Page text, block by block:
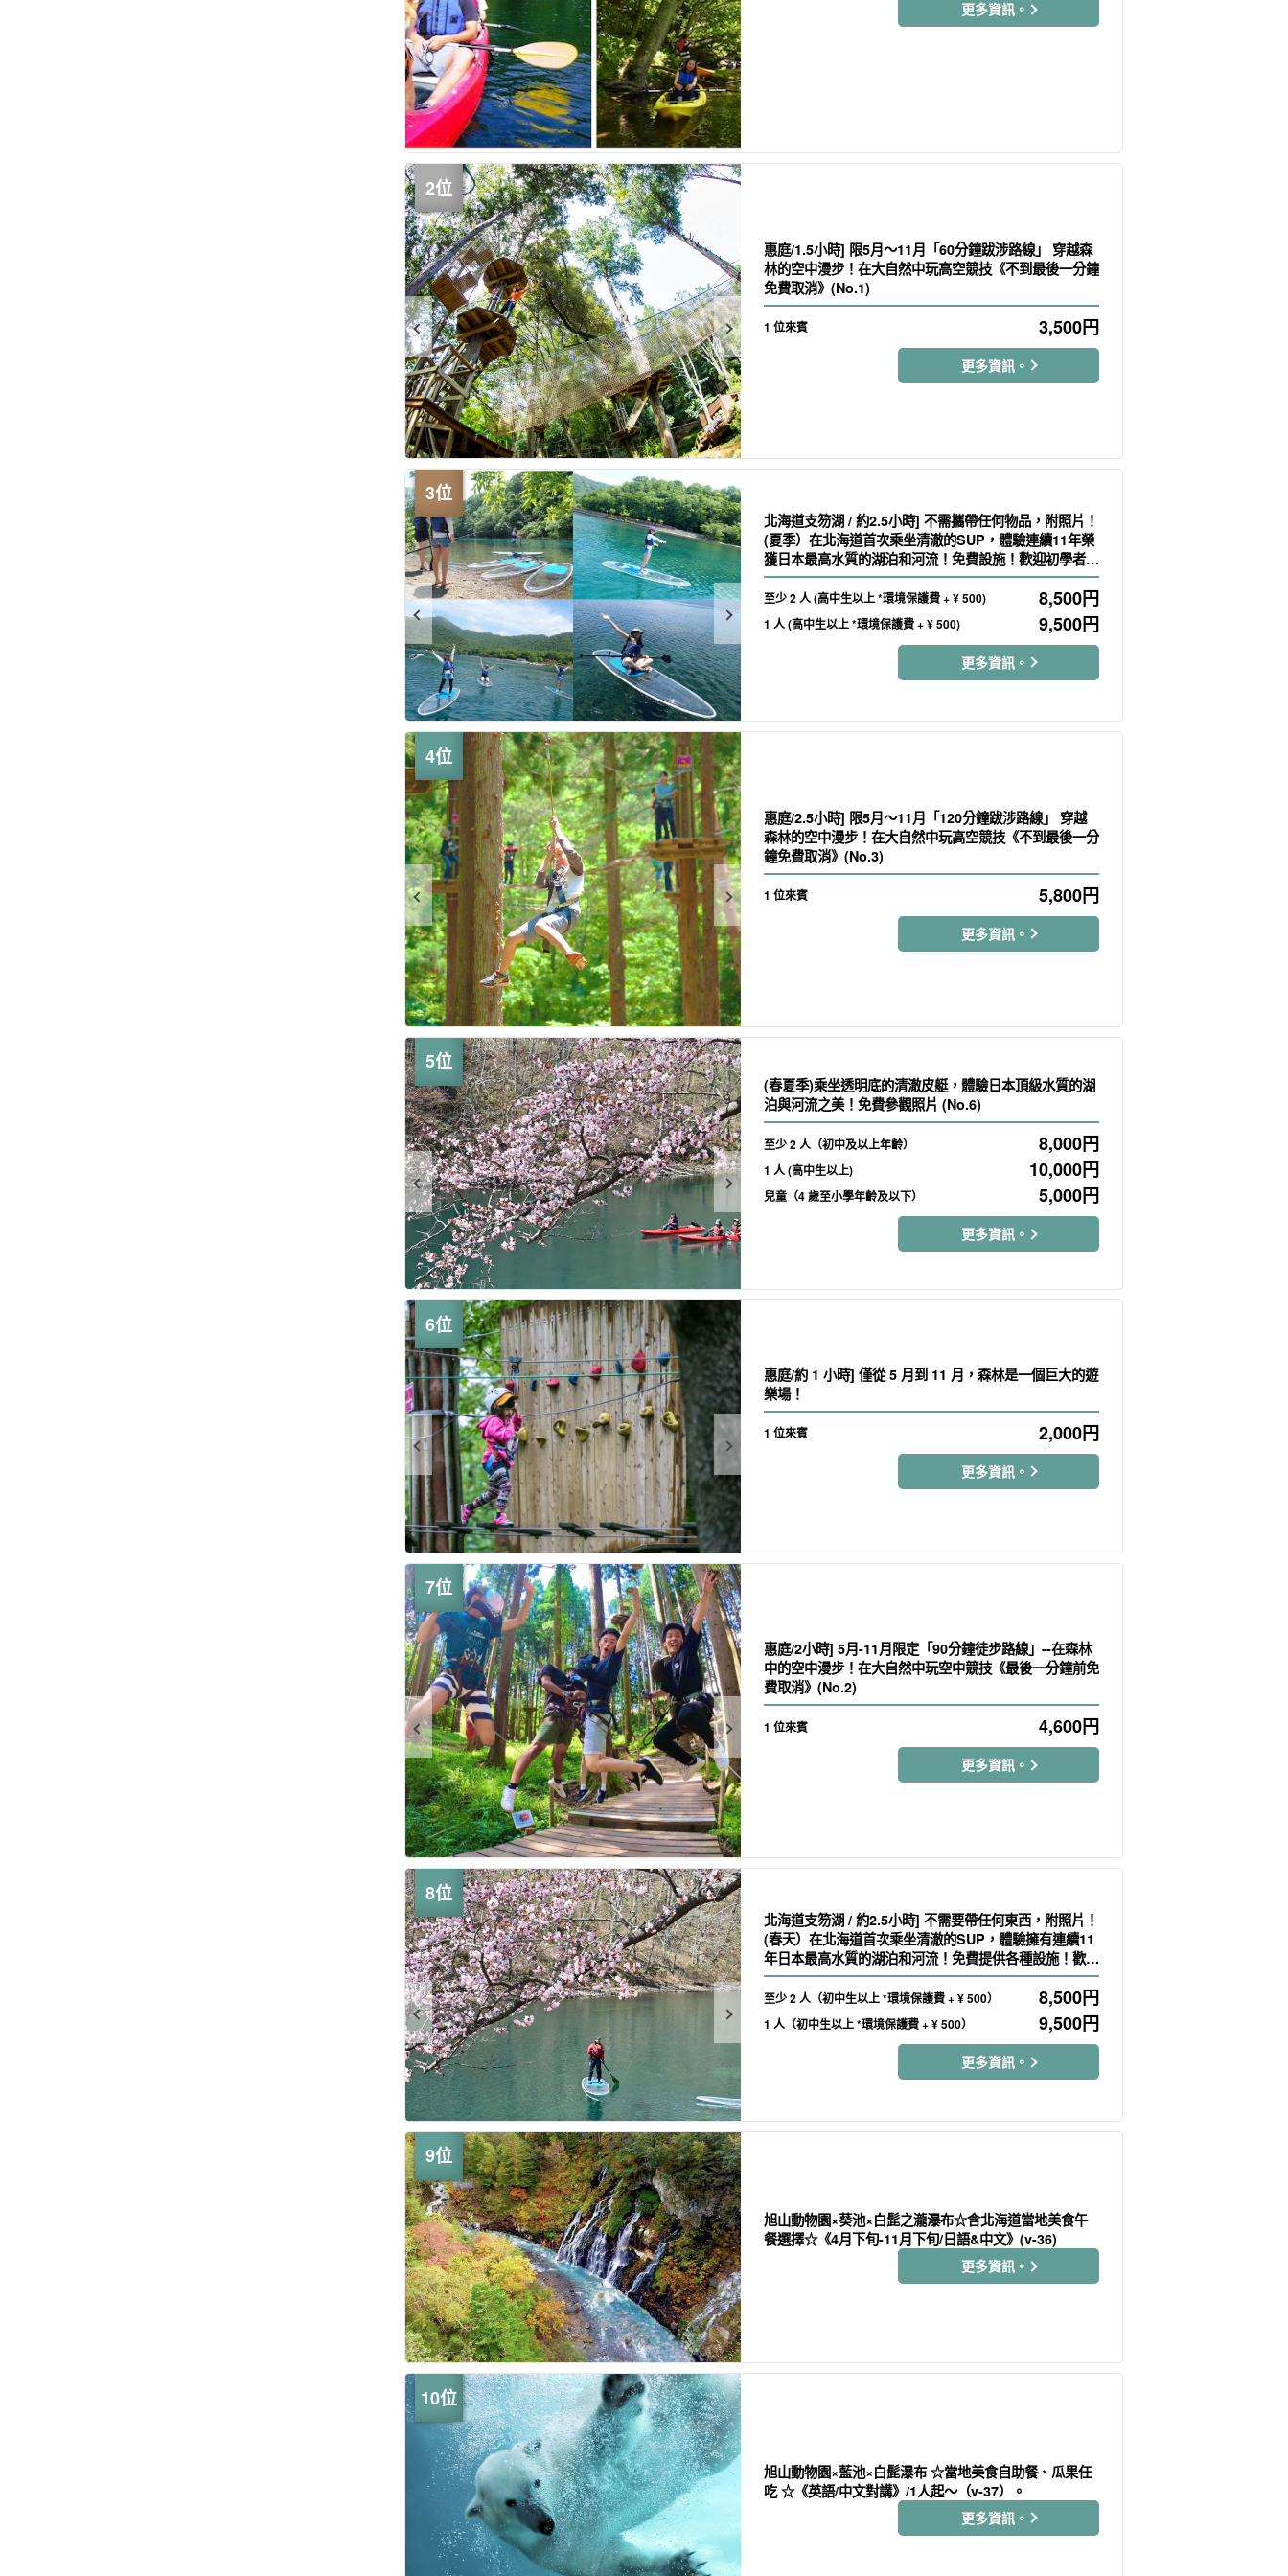
更多資訊。
惠庭/1.5小時] 限5月～11月「60分鐘跋涉路線」 穿越森
林的空中漫步！在大自然中玩高空競技《不到最後一分鐘
免費取消》(No.1)
1 位來賓 3,500円
更多資訊。
北海道支笏湖 / 約2.5小時] 不需攜帶任何物品，附照片！
(夏季）在北海道首次乘坐清澈的SUP，體驗連續11年榮
獲日本最高水質的湖泊和河流！免費設施！歡迎初學者及
情侶參加】（No.9）
至少 2 人 (高中生以上 *環境保護費 + ¥ 500) 8,500円
1 人 (高中生以上 *環境保護費 + ¥ 500) 9,500円
更多資訊。
惠庭/2.5小時] 限5月～11月「120分鐘跋涉路線」 穿越
森林的空中漫步！在大自然中玩高空競技《不到最後一分
鐘免費取消》(No.3)
1 位來賓 5,800円
更多資訊。
(春夏季)乘坐透明底的清澈皮艇，體驗日本頂級水質的湖
泊與河流之美！免費參觀照片 (No.6)
至少 2 人（初中及以上年齡） 8,000円
1 人 (高中生以上) 10,000円
兒童（4 歲至小學年齡及以下） 5,000円
更多資訊。
惠庭/約 1 小時] 僅從 5 月到 11 月，森林是一個巨大的遊
樂場！
1 位來賓 2,000円
更多資訊。
惠庭/2小時] 5月-11月限定「90分鐘徒步路線」--在森林
中的空中漫步！在大自然中玩空中競技《最後一分鐘前免
費取消》(No.2)
1 位來賓 4,600円
更多資訊。
北海道支笏湖 / 約2.5小時] 不需要帶任何東西，附照片！
(春天）在北海道首次乘坐清澈的SUP，體驗擁有連續11
年日本最高水質的湖泊和河流！免費提供各種設施！歡迎
初學者與情侶參加】（No.7）
至少 2 人（初中生以上 *環境保護費 + ¥ 500） 8,500円
1 人（初中生以上 *環境保護費 + ¥ 500） 9,500円
更多資訊。
旭山動物園×葵池×白髭之瀧瀑布☆含北海道當地美食午
餐選擇☆《4月下旬-11月下旬/日語&中文》(v-36)
更多資訊。
旭山動物園×藍池×白髭瀑布 ☆當地美食自助餐、瓜果任
吃 ☆《英語/中文對講》/1人起～（v-37）。
更多資訊。